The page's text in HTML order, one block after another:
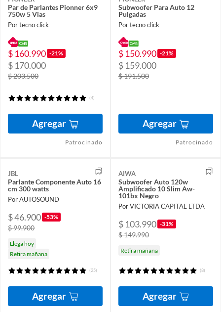
Par de Parlantes Pionner 6x9
750w 5 Vias
Por tecno click
$ 160.990 -21%
$ 170.000
$ 203.500
(4)
Agregar
Patrocinado
Subwoofer Para Auto 12
Pulgadas
Por tecno click
$ 150.990 -21%
$ 159.000
$ 191.500
Agregar
Patrocinado
JBL
Parlante Componente Auto 16
cm 300 watts
Por AUTOSOUND
$ 46.900 -53%
$ 99.900
Llega hoy
Retira mañana
(25)
Agregar
AIWA
Subwoofer Auto 120w
Amplificado 10 Slim Aw-
101bx Negro
Por VICTORIA CAPITAL LTDA
$ 103.990 -31%
$ 149.990
Retira mañana
(8)
Agregar